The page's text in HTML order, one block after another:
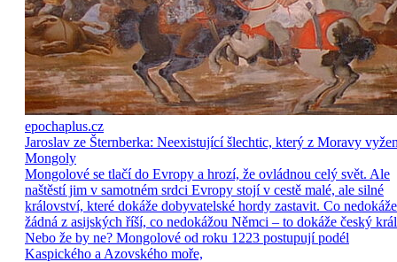
epochaplus.cz
Jaroslav ze Šternberka: Neexistující šlechtic, který z Moravy
Mongoly
Mongolové se tlačí do Evropy a hrozí, že ovládnou celý svět. Ale
naštěstí jim v samotném srdci Evropy stojí v cestě malé, ale silné
království, které dokáže dobyvatelské hordy zastavit. Co nedokáže
žádná z asijských říší, co nedokážou Němci – to dokáže český
Nebo že by ne? Mongolové od roku 1223 postupují podél
Kaspického a Azovského moře,